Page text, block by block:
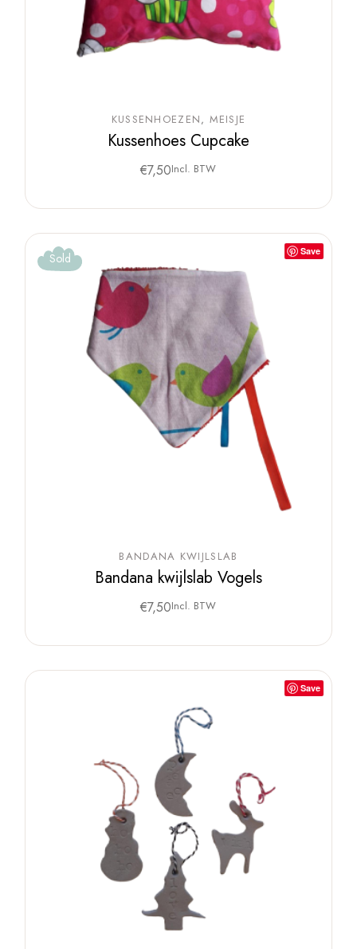
KUSSENHOEZEN MEISJE
Kussenhoes Cupcake
€7,50Incl. BTW
Save
Sold
BANDANA KWIJLSLAB
Bandana kwijlslab Vogels
€7,50Incl. BTW
Save